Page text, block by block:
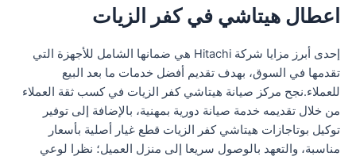
اعطال هيتاشي في كفر الزيات
إحدى أبرز مزايا شركة Hitachi هي ضمانها الشامل للأجهزة التي
تقدمها في السوق، بهدف تقديم أفضل خدمات ما بعد البيع
للعملاء.نجح مركز صيانة هيتاشي كفر الزيات في كسب ثقة العملاء
من خلال تقديمه خدمة صيانة دورية بمهنية، بالإضافة إلى توفير
توكيل بوتاجازات هيتاشي كفر الزيات قطع غيار أصلية بأسعار
مناسبة، والتعهد بالوصول سريعا إلى منزل العميل؛ نظرا لوعي